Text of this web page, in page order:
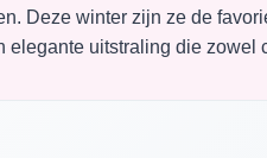
Deze winter zijn ze de
elegante uitstraling die zowel